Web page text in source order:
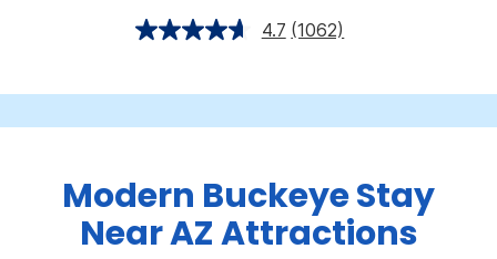
4.7 (1062)
Modern Buckeye Stay
Near AZ Attractions